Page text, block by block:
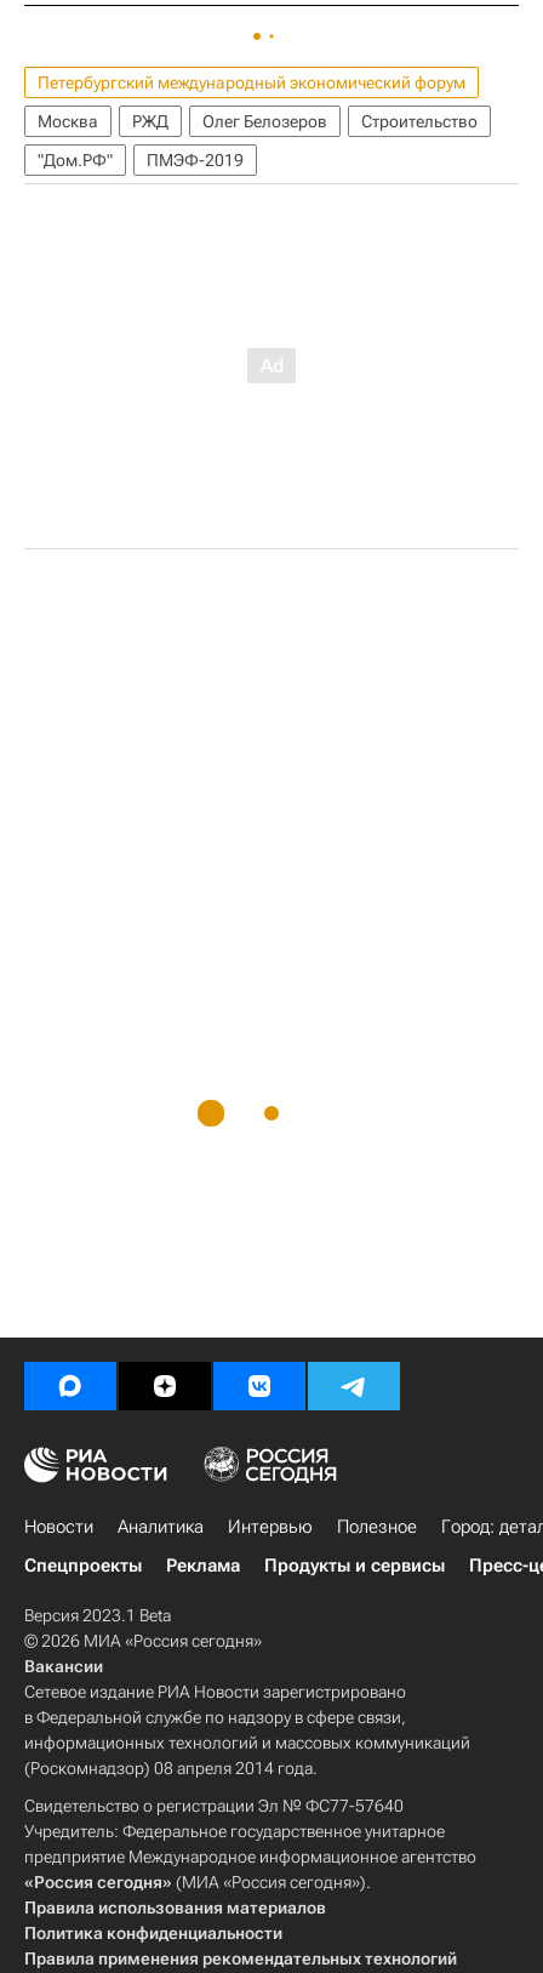
Петербургский международный экономический форум
Москва
РЖД Олег Белозеров
Строительство
"Дом.РФ"
ПМЭФ-2019
Новости Аналитика Интервью Полезное
Город:
Спецпроекты
Реклама Продукты и сервисы Пресс-
Версия 2023.1 Beta
© 2026 МИА «Россия сегодня»
Вакансии
Сетевое издание РИА Новости зарегистрировано
в Федеральной службе по надзору в сфере связи,
информационных технологий и массовых коммуникаций
(Роскомнадзор) 08 апреля 2014 года.
Свидетельство о регистрации Эл № ФС77-57640
Учредитель: Федеральное государственное унитарное
предприятие Международное информационное агентство
«Россия сегодня» (МИА «Россия сегодня»).
Правила использования материалов
Политика конфиденциальности
Правила применения рекомендательных технологий